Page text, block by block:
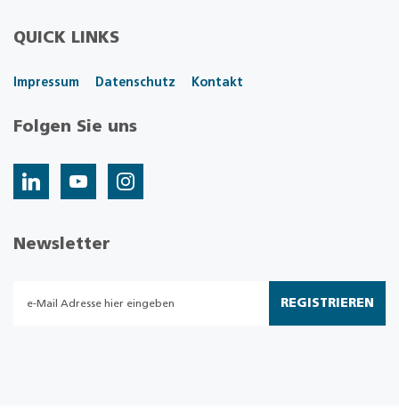
QUICK LINKS
Impressum Datenschutz Kontakt
Folgen Sie uns
Newsletter
REGISTRIEREN